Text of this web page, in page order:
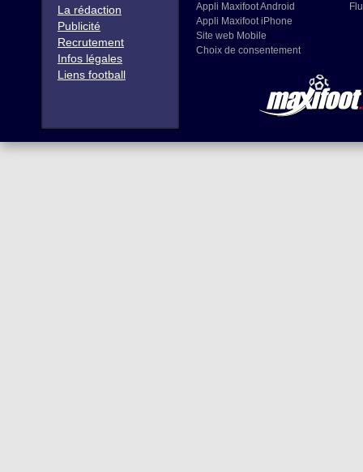
La rédaction
Publicité
Recrutement
Infos légales
Liens football
Appli Maxifoot Android
Appli Maxifoot iPhone
Site web Mobile
Choix de consentement